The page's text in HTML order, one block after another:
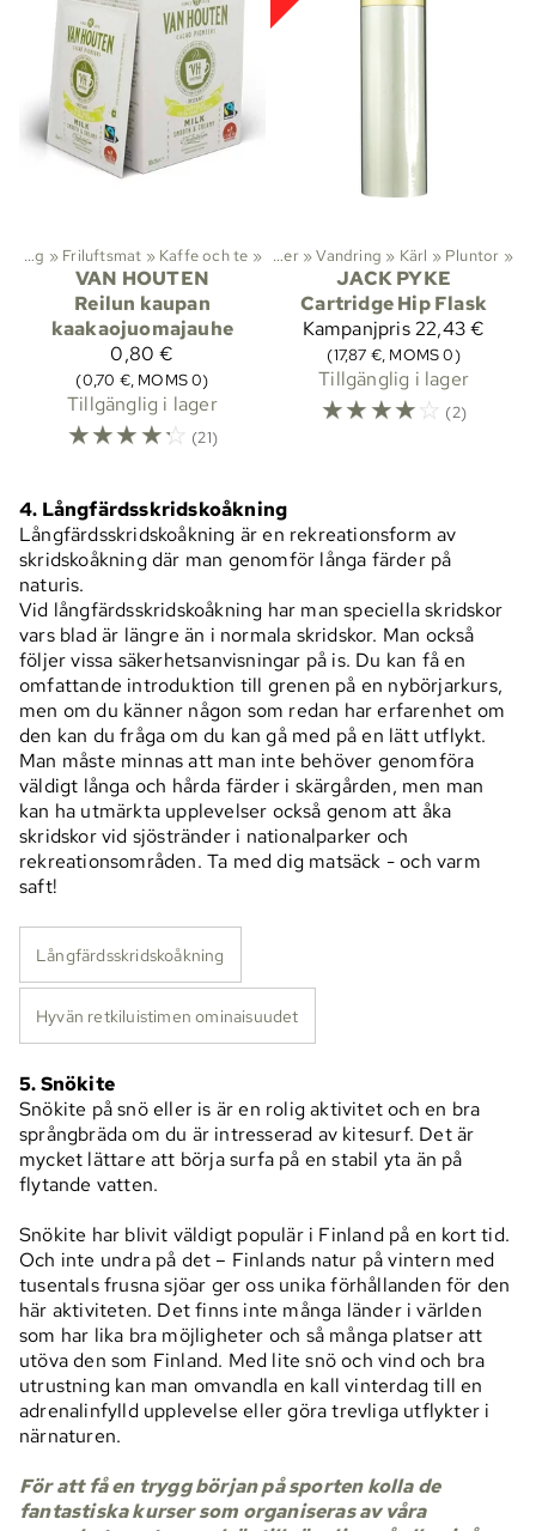
Vandring ‪» Friluftsmat ‪» Kaffe och te ‪»
VAN HOUTEN
Reilun kaupan
kaakaojuomajauhe
0,80 €
(0,70 €, MOMS 0)
Tillgänglig i lager
☆☆☆☆☆ (21)
Aktiviteter ‪»Vandring ‪» Kärl ‪» Pluntor ‪»
JACK PYKE
Cartridge Hip Flask
Kampanjpris22,43 €
(17,87 €, MOMS 0)
Tillgänglig i lager
☆☆☆☆☆ (2)
4. Långfärdsskridskoåkning
Långfärdsskridskoåkning är en rekreationsform av
skridskoåkning där man genomför långa färder på
naturis.
Vid långfärdsskridskoåkning har man speciella skridskor
vars blad är längre än i normala skridskor. Man också
följer vissa säkerhetsanvisningar på is. Du kan få en
omfattande introduktion till grenen på en nybörjarkurs,
men om du känner någon som redan har erfarenhet om
den kan du fråga om du kan gå med på en lätt utflykt.
Man måste minnas att man inte behöver genomföra
väldigt långa och hårda färder i skärgården, men man
kan ha utmärkta upplevelser också genom att åka
skridskor vid sjöstränder i nationalparker och
rekreationsområden. Ta med dig matsäck - och varm
saft!
Långfärdsskridskoåkning
Hyvän retkiluistimen ominaisuudet
5. Snökite
Snökite på snö eller is är en rolig aktivitet och en bra
språngbräda om du är intresserad av kitesurf. Det är
mycket lättare att börja surfa på en stabil yta än på
flytande vatten.
Snökite har blivit väldigt populär i Finland på en kort tid.
Och inte undra på det – Finlands natur på vintern med
tusentals frusna sjöar ger oss unika förhållanden för den
här aktiviteten. Det finns inte många länder i världen
som har lika bra möjligheter och så många platser att
utöva den som Finland. Med lite snö och vind och bra
utrustning kan man omvandla en kall vinterdag till en
adrenalinfylld upplevelse eller göra trevliga utflykter i
närnaturen.
För att få en trygg början på sporten kolla de
fantastiska kurser som organiseras av våra